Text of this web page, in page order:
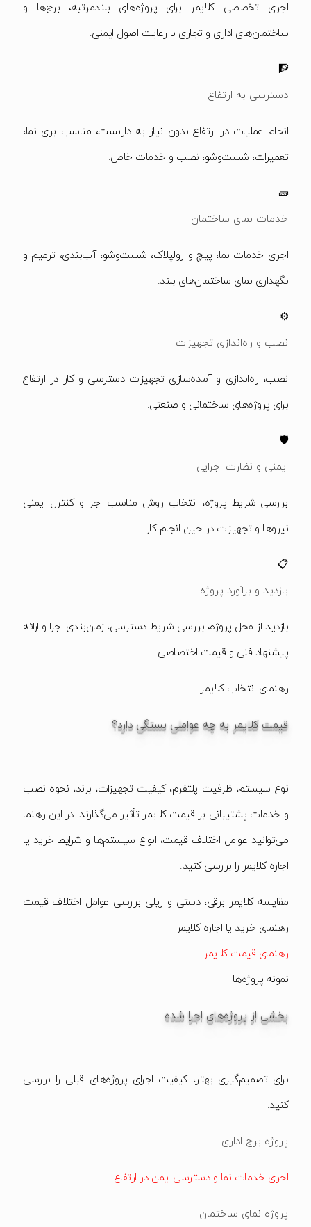
اجرای تخصصی کلایمر برای پروژه‌های بلندمرتبه، برج‌ها و
ساختمان‌های اداری و تجاری با رعایت اصول ایمنی.
🧗
دسترسی به ارتفاع
انجام عملیات در ارتفاع بدون نیاز به داربست، مناسب برای نما،
تعمیرات، شست‌وشو، نصب و خدمات خاص.
🧱
خدمات نمای ساختمان
اجرای خدمات نما، پیچ و رولپلاک، شست‌وشو، آب‌بندی، ترمیم و
نگهداری نمای ساختمان‌های بلند.
⚙️
نصب و راه‌اندازی تجهیزات
نصب، راه‌اندازی و آماده‌سازی تجهیزات دسترسی و کار در ارتفاع
برای پروژه‌های ساختمانی و صنعتی.
🛡️
ایمنی و نظارت اجرایی
بررسی شرایط پروژه، انتخاب روش مناسب اجرا و کنترل ایمنی
نیروها و تجهیزات در حین انجام کار.
📋
بازدید و برآورد پروژه
بازدید از محل پروژه، بررسی شرایط دسترسی، زمان‌بندی اجرا و ارائه
پیشنهاد فنی و قیمت اختصاصی.
راهنمای انتخاب کلایمر
قیمت کلایمر به چه عواملی بستگی دارد؟
نوع سیستم، ظرفیت پلتفرم، کیفیت تجهیزات، برند، نحوه نصب
و خدمات پشتیبانی بر قیمت کلایمر تأثیر می‌گذارند. در این راهنما
می‌توانید عوامل اختلاف قیمت، انواع سیستم‌ها و شرایط خرید یا
اجاره کلایمر را بررسی کنید.
مقایسه کلایمر برقی، دستی و ریلی بررسی عوامل اختلاف قیمت
راهنمای خرید یا اجاره کلایمر
راهنمای قیمت کلایمر
نمونه پروژه‌ها
بخشی از پروژه‌های اجرا شده
برای تصمیم‌گیری بهتر، کیفیت اجرای پروژه‌های قبلی را بررسی
کنید.
پروژه برج اداری
اجرای خدمات نما و دسترسی ایمن در ارتفاع
پروژه نمای ساختمان